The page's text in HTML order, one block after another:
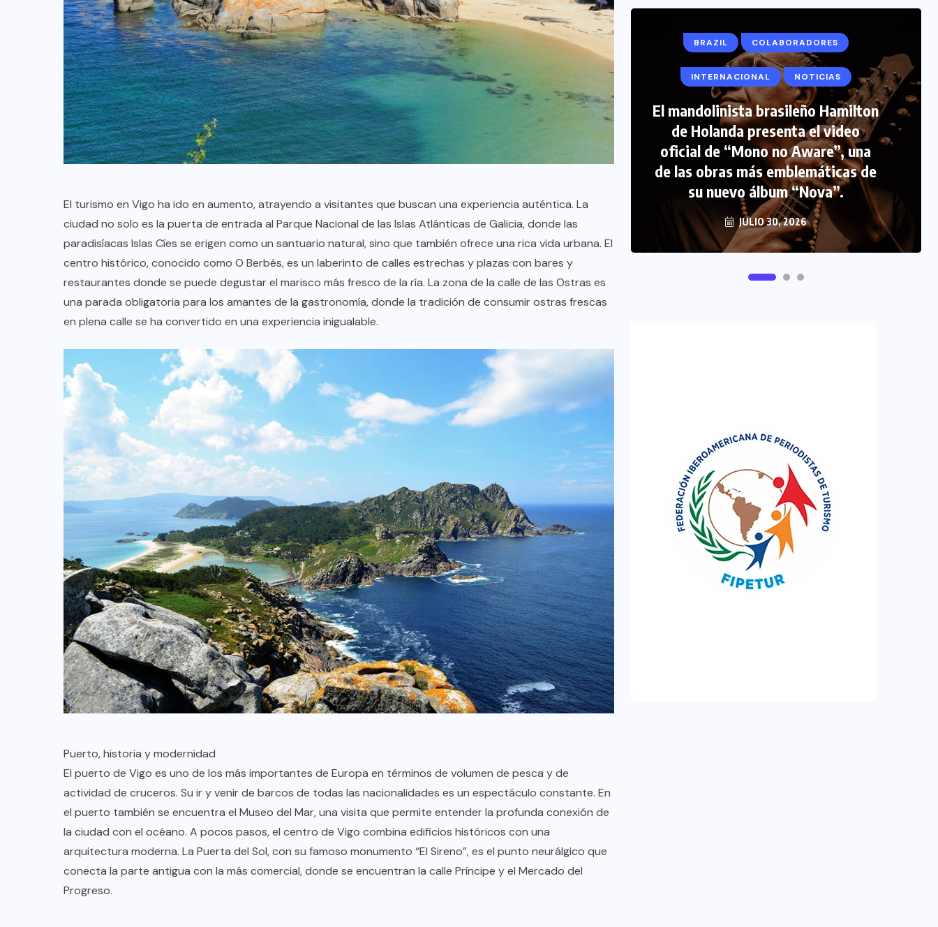
El turismo en Vigo ha ido en aumento, atrayendo a visitantes que buscan una experiencia auténtica. La
ciudad no solo es la puerta de entrada al Parque Nacional de las Islas Atlánticas de Galicia, donde las
paradisíacas Islas Cíes se erigen como un santuario natural, sino que también ofrece una rica vida urbana. El
centro histórico, conocido como O Berbés, es un laberinto de calles estrechas y plazas con bares y
restaurantes donde se puede degustar el marisco más fresco de la ría. La zona de la calle de las Ostras es
una parada obligatoria para los amantes de la gastronomía, donde la tradición de consumir ostras frescas
en plena calle se ha convertido en una experiencia inigualable.
Puerto, historia y modernidad
El puerto de Vigo es uno de los más importantes de Europa en términos de volumen de pesca y de
actividad de cruceros. Su ir y venir de barcos de todas las nacionalidades es un espectáculo constante. En
el puerto también se encuentra el Museo del Mar, una visita que permite entender la profunda conexión de
la ciudad con el océano. A pocos pasos, el centro de Vigo combina edificios históricos con una
arquitectura moderna. La Puerta del Sol, con su famoso monumento “El Sireno”, es el punto neurálgico que
conecta la parte antigua con la más comercial, donde se encuentran la calle Príncipe y el Mercado del
Progreso.
COLABORADORES MÉXICO
NOTICIAS
EL FIN DEL MILAGRO BOHEMIO:
TULUM EN BANCARROTA
JUNIO 24, 2026
BRAZIL COLABORADORES
INTERNACIONAL NOTICIAS
El mandolinista brasileño Hamilton
de Holanda presenta el video
oficial de “Mono no Aware”, una
JULIO 30, 2026
COLABORADORES INTERNACIONAL
NOTICIAS PERIODISMO TURISTICO
FIPETUR se solidariza con
Venezuela
JUNIO 29, 2026